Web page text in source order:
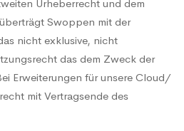
Urheberrecht und dem
Swoppen mit der
nicht exklusive, nicht
das dem Zweck der
Erweiterungen für unsere Cloud/
mit Vertragsende des